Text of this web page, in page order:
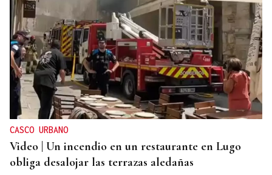
CASCO URBANO
Video | Un incendio en un restaurante en Lugo
obliga desalojar las terrazas aledañas